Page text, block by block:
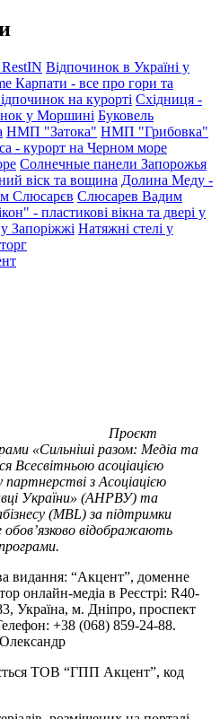
Відпочинок в Україні у
Карпати - все про гори та
на курорті Східниця -
у Моршині Буковель
НМП "Затока" НМП "Грибовка"
- курорт на Черном море
Солнечные панели Запорожья
віск та вощина Долина Меду -
Слюсарєв Слюсарев Вадим
- пластикові вікна та двері у
Запоріжжі Натяжні стелі у
Проєкт
«Сильніші разом: Медіа та
Всесвітньою асоціацією
партнерстві з Асоціацією
України» (АНРВУ) та
(MBL) за підтримки
обов’язково відображають
видання: “Акцент”, доменне
онлайн-медіа в Реєстрі: R40-
Україна, м. Дніпро, проспект
+38 (068) 859-24-88.
ТОВ “ГПП Акцент”, код